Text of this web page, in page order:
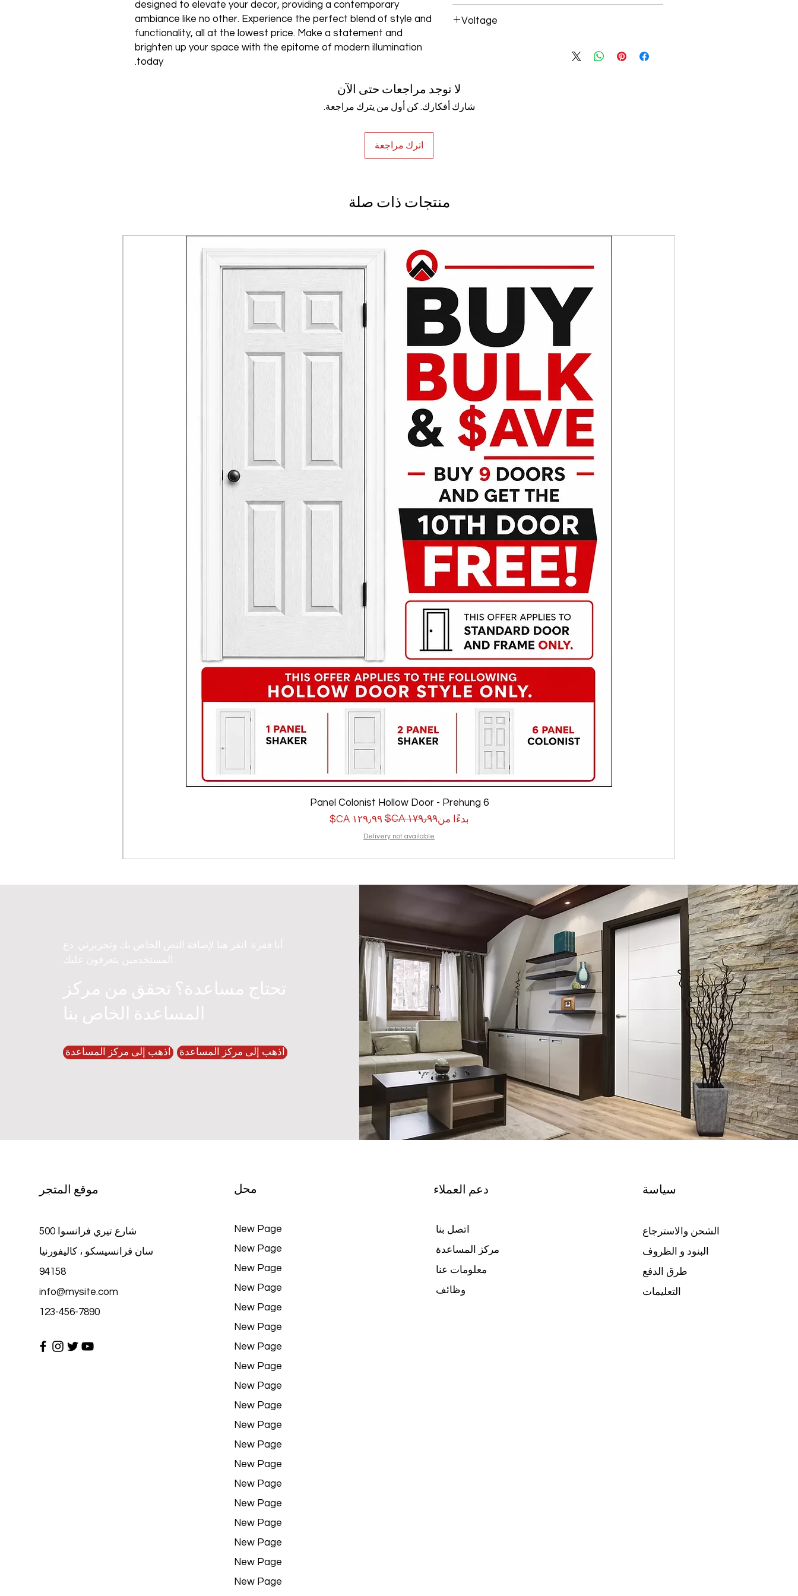
designed to elevate your decor, providing a contemporary
ambiance like no other. Experience the perfect blend of style and
functionality, all at the lowest price. Make a statement and
brighten up your space with the epitome of modern illumination
today.
Voltage
لا توجد مراجعات حتى الآن
شارك أفكارك. كن أول من يترك مراجعة.
اترك مراجعة
منتجات ذات صلة
6 Panel Colonist Hollow Door - Prehung
بدءًا من
سعر عادي
‏١٧٩٫٩٩ CA$ ‏١٢٩٫٩٩ CA$ سعر البيع
Delivery not available
أنا فقرة. انقر هنا لإضافة النص الخاص بك وتحريرني. دع
المستخدمين يتعرفون عليك.
تحتاج مساعدة؟ تحقق من مركز
المساعدة الخاص بنا
اذهب إلى مركز المساعدة اذهب إلى مركز المساعدة
موقع المتجر
500 شارع تيري فرانسوا
سان فرانسيسكو ، كاليفورنيا
94158
info@mysite.com
123-456-7890
محل
New Page
New Page
New Page
New Page
New Page
New Page
New Page
New Page
New Page
New Page
New Page
New Page
New Page
New Page
New Page
New Page
New Page
New Page
New Page
دعم العملاء
اتصل بنا
مركز المساعدة
معلومات عنا
وظائف
سياسة
الشحن والاسترجاع
البنود و الظروف
التعليمات